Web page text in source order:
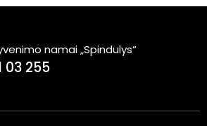
namai „Spindulys“
03 255